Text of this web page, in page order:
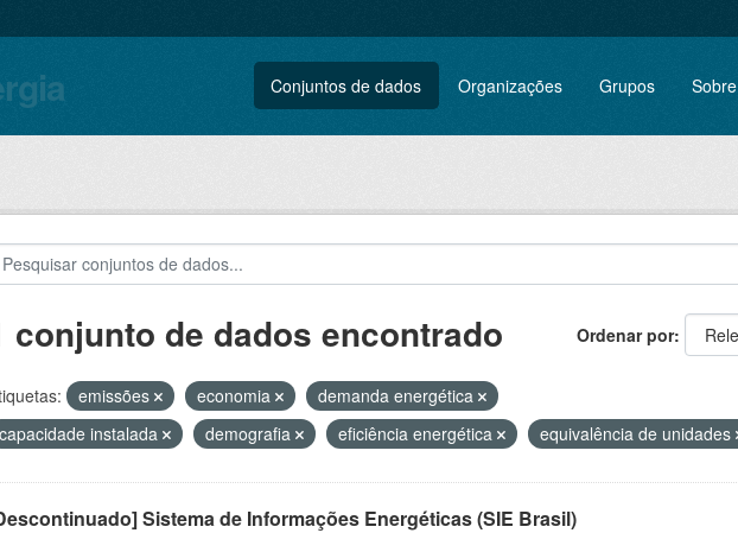
Conjuntos de dados Organizações Grupos Sobre
Ordenar por
conjunto de dados encontrado
emissões economia
demanda energética
capacidade instalada
demografia eficiência energética equivalência de unidades
Sistema de Informações Energéticas (SIE Brasil)